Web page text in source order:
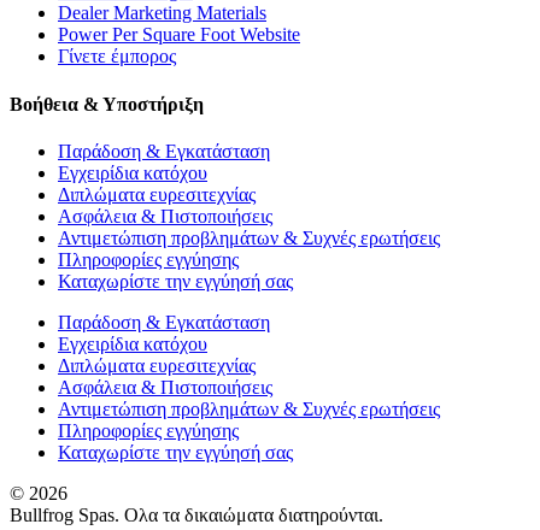
Dealer Marketing Materials
Power Per Square Foot Website
Γίνετε έμπορος
Βοήθεια & Υποστήριξη
Παράδοση & Εγκατάσταση
Εγχειρίδια κατόχου
Διπλώματα ευρεσιτεχνίας
Ασφάλεια & Πιστοποιήσεις
Αντιμετώπιση προβλημάτων & Συχνές ερωτήσεις
Πληροφορίες εγγύησης
Καταχωρίστε την εγγύησή σας
Παράδοση & Εγκατάσταση
Εγχειρίδια κατόχου
Διπλώματα ευρεσιτεχνίας
Ασφάλεια & Πιστοποιήσεις
Αντιμετώπιση προβλημάτων & Συχνές ερωτήσεις
Πληροφορίες εγγύησης
Καταχωρίστε την εγγύησή σας
© 2026
Bullfrog Spas. Ολα τα δικαιώματα διατηρούνται.